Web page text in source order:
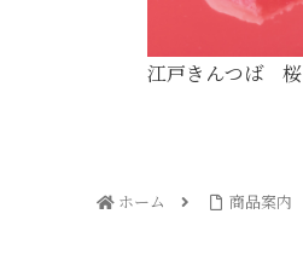
江戸きんつば 桜
ホーム 商品案内